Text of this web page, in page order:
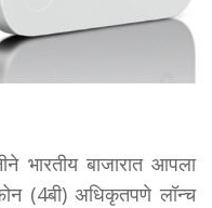
भारतीय बाजारात आपला
फोन (4बी) अधिकृतपणे लॉन्च